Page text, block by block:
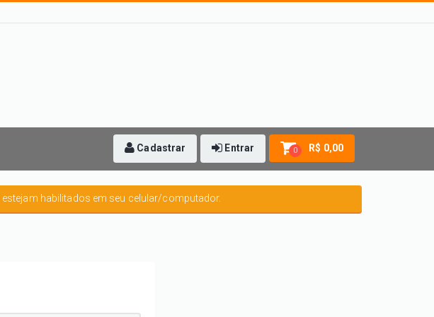
Cadastrar Entrar 0 R$ 0,00
estejam habilitados em seu celular/computador.